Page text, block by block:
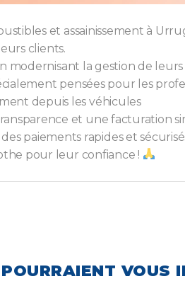
et assainissement à
clients.
la gestion de leurs
pensées pour les
depuis les véhicules
et une facturation
paiements rapides et
pour leur confiance !
VOUS